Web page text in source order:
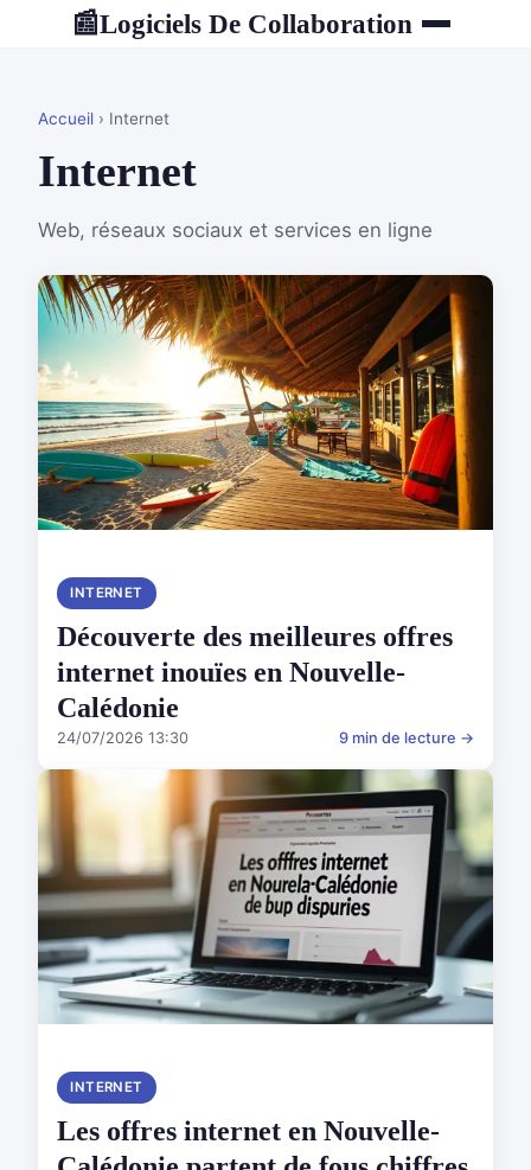
📰Logiciels De Collaboration
Accueil › Internet
Internet
Web, réseaux sociaux et services en ligne
INTERNET
Découverte des meilleures offres
internet inouïes en Nouvelle-
Calédonie
24/07/2026 13:30 9 min de lecture →
INTERNET
Les offres internet en Nouvelle-